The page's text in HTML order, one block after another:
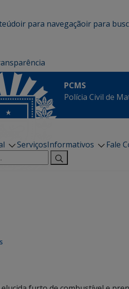
ir para navegaçãoir para
PCMS
Polícia Civil de
ServiçosInformativos Fale